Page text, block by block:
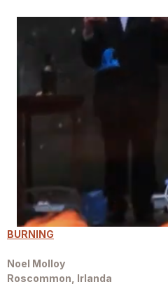
BURNING
Noel Molloy
Roscommon, Irlanda